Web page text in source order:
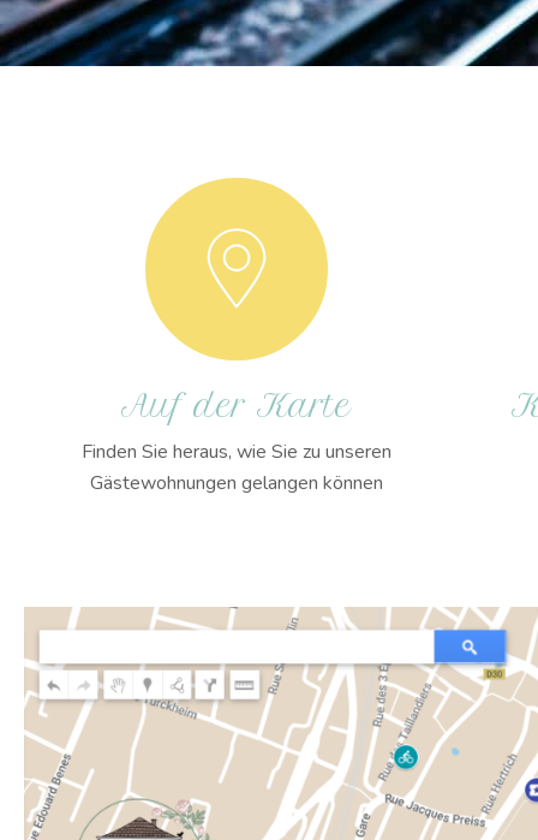
Auf der Karte
Finden Sie heraus, wie Sie zu unseren
Gästewohnungen gelangen können